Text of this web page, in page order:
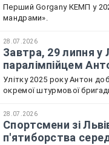
Перший Gorgany КЕМП у
мандрами».
28.07.2026
Завтра, 29 липня
паралімпійцем
Улітку 2025 року Антон
окремої штурмової
28.07.2026
Спортсмени зі
п'ятиборства